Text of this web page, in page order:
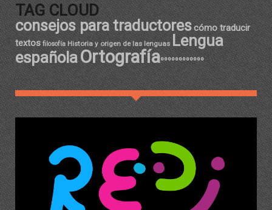
TAG CLOUD
consejos para traductorescómo traducir
textos filosofía Historia y origen de las lenguas Lengua
españolaOrtografíaºººººººººººº